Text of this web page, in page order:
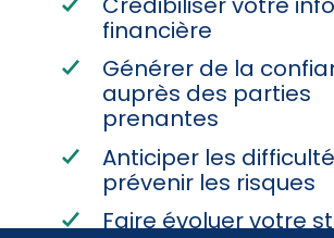
financière
Générer de la
auprès des parties
prenantes
Anticiper les
prévenir les risques
Faire évoluer votre